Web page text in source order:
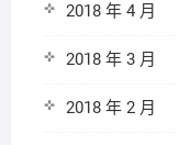
2018 年 4 月
2018 年 3 月
2018 年 2 月